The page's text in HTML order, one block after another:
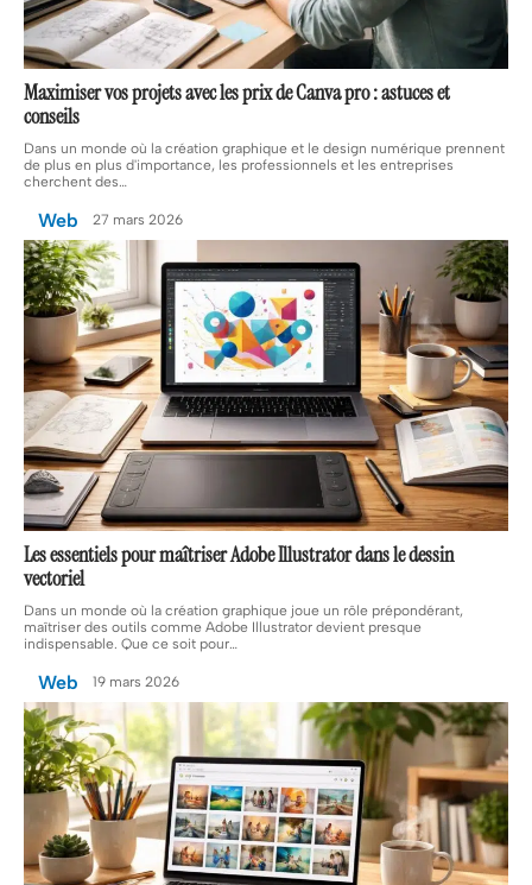
Maximiser vos projets avec les prix de Canva pro : astuces et
conseils
Dans un monde où la création graphique et le design numérique prennent
de plus en plus d'importance, les professionnels et les entreprises
cherchent des
Web 27 mars 2026
Les essentiels pour maîtriser Adobe Illustrator dans le dessin
vectoriel
Dans un monde où la création graphique joue un rôle prépondérant,
maîtriser des outils comme Adobe Illustrator devient presque
indispensable. Que ce soit pour
Web 19 mars 2026